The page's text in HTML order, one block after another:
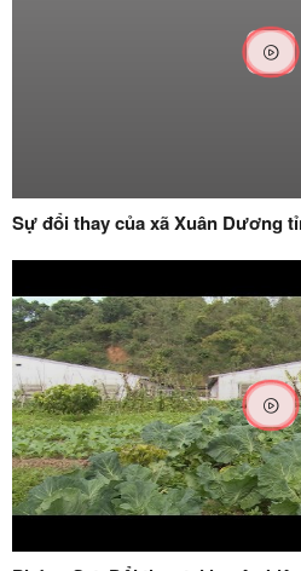
Sự đổi thay của xã Xuân Dương